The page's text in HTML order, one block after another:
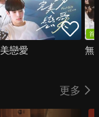
戀愛
首
無
更多